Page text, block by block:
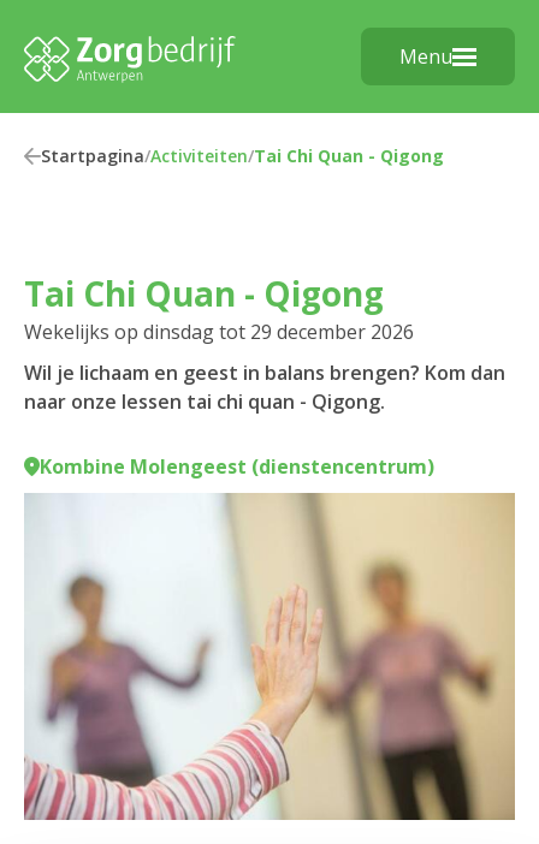
Menu
Startpagina/Activiteiten/Tai Chi Quan - Qigong
Tai Chi Quan - Qigong
Wekelijks op dinsdag tot 29 december 2026
Wil je lichaam en geest in balans brengen? Kom dan
naar onze lessen tai chi quan - Qigong.
Kombine Molengeest (dienstencentrum)